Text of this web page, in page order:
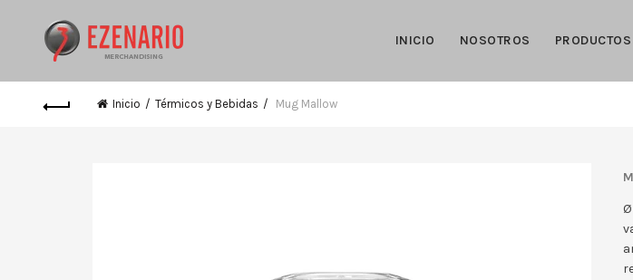
INICIO NOSOTROS PRODUCTOS
Inicio Térmicos y Bebidas Mug Mallow